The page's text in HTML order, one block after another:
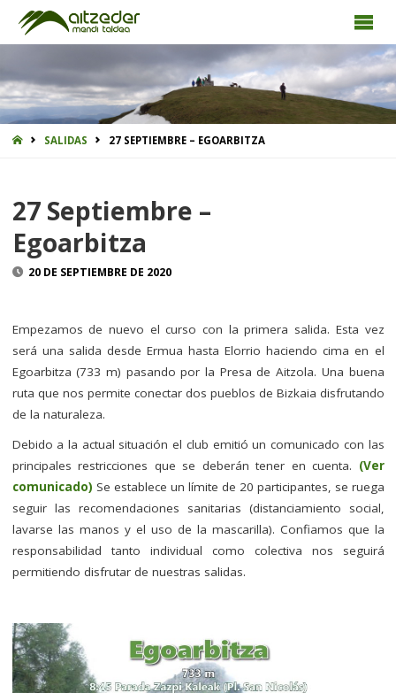
INICIOSALIDAS 27 SEPTIEMBRE – EGOARBITZA
27 Septiembre –
Egoarbitza
20 DE SEPTIEMBRE DE 2020
Empezamos de nuevo el curso con la primera salida. Esta vez
será una salida desde Ermua hasta Elorrio haciendo cima en el
Egoarbitza (733 m) pasando por la Presa de Aitzola. Una buena
ruta que nos permite conectar dos pueblos de Bizkaia disfrutando
de la naturaleza.
Debido a la actual situación el club emitió un comunicado con las
principales restricciones que se deberán tener en cuenta. (Ver
comunicado) Se establece un límite de 20 participantes, se ruega
seguir las recomendaciones sanitarias (distanciamiento social,
lavarse las manos y el uso de la mascarilla). Confiamos que la
responsabilidad tanto individual como colectiva nos seguirá
permitiendo disfrutar de nuestras salidas.